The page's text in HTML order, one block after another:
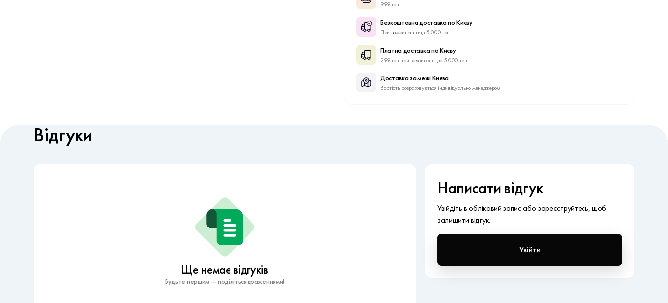
999 грн.
Безкоштовна доставка по Києву
При замовленні від 5 000 грн.
Платна доставка по Києву
299 грн при замовленні до 5 000 грн.
Доставка за межі Києва
Вартість розраховується індивідуально менеджером.
Відгуки
Ще немає відгуків
Будьте першим — поділіться враженнями!
Написати відгук
Увійдіть в обліковий запис або зареєструйтесь, щоб
залишити відгук.
Увійти